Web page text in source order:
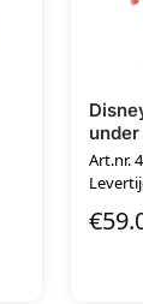
Art.nr.
€